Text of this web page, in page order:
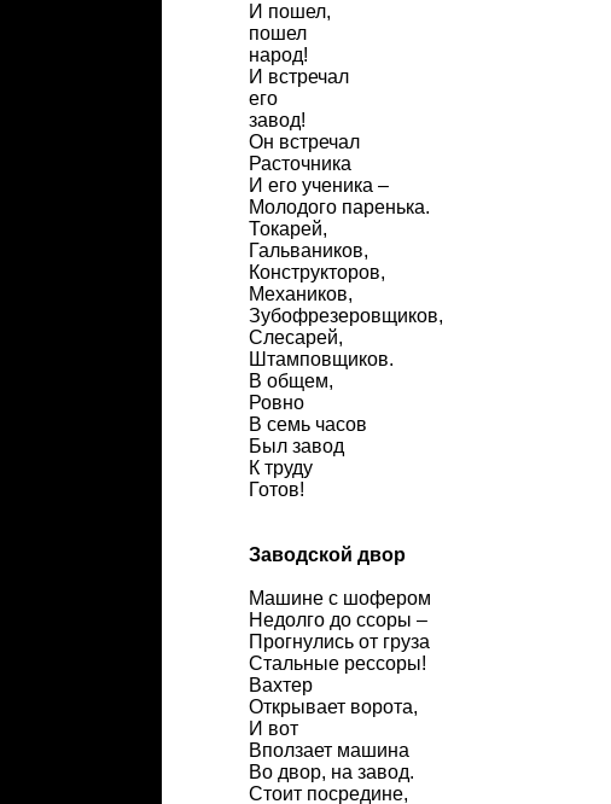
И пошел,
пошел
народ!
И встречал
его
завод!
Он встречал
Расточника
И его ученика –
Молодого паренька.
Токарей,
Гальваников,
Конструкторов,
Механиков,
Зубофрезеровщиков,
Слесарей,
Штамповщиков.
В общем,
Ровно
В семь часов
Был завод
К труду
Готов!
Заводской двор
Машине с шофером
Недолго до ссоры –
Прогнулись от груза
Стальные рессоры!
Вахтер
Открывает ворота,
И вот
Вползает машина
Во двор, на завод.
Стоит посредине,